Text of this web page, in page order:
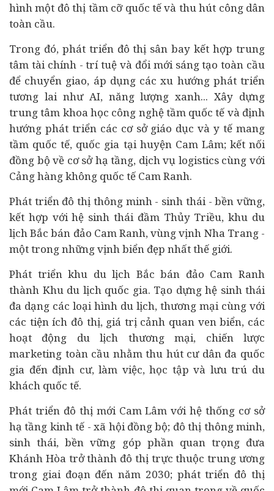
hình một đô thị tầm cỡ quốc tế và thu hút công dân
toàn cầu.
Trong đó, phát triển đô thị sân bay kết hợp trung
tâm tài chính- trí tuệ và đổi mới sáng tạo toàn cầu
để chuyển giao, áp dụng các xu hướng phát triển
tương lai như AI, năng lượng xanh... Xây dựng
trung tâm khoa học công nghệ tầm quốc tế và định
hướng phát triển các cơ sở giáo dục vày tế mang
tầm quốc tế, quốc gia tại huyện Cam Lâm; kết nối
đồng bộ về cơ sở hạ tầng, dịch vụ logistics cùng với
Cảng hàng không quốc tế Cam Ranh.
Phát triển đô thị thông minh - sinh thái - bền vững,
kết hợp với hệ sinh thái đầm Thủy Triều, khu du
lịch Bắc bán đảo Cam Ranh, vùng vịnh Nha Trang -
một trong những vịnh biển đẹp nhất thế giới.
Phát triển khu du lịch Bắc bán đảo Cam Ranh
thành Khu du lịch quốc gia. Tạo dựng hệ sinh thái
đa dạng các loại hình du lịch, thương mại cùng với
các tiện ích đô thị, giá trị cảnh quan ven biển, các
hoạt động du lịch thương mại, chiến lược
marketing toàn cầu nhằm thu hút cư dân đa quốc
gia đến định cư, làm việc, học tập và lưu trú du
khách quốc tế.
Phát triển đô thị mới Cam Lâm với hệ thống cơ sở
hạ tầng kinh tế - xã hội đồng bộ; đô thị thông minh,
sinh thái, bền vững góp phần quan trọng đưa
Khánh Hòa trở thành đô thị trực thuộc trung ương
trong giai đoạn đến năm 2030; phát triển đô thị